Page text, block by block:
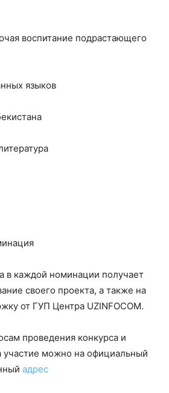
воспитание подрастающего
языков
в каждой номинации получает
своего проекта, а также на
от ГУП Центра UZINFOCOM.
проведения конкурса и
участие можно на официальный
адрес